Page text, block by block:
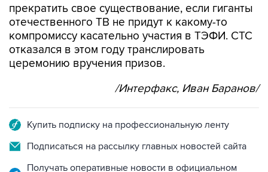
компромиссу касательно участия в ТЭФИ. СТС
отказался в этом году транслировать
церемонию вручения призов.
/Интерфакс, Иван Баранов/
Подписаться на рассылку главных новостей сайта
Получать оперативные новости в официальном